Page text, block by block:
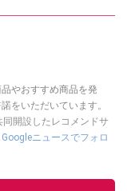
やおすすめ商品を発
をいただいています。
開設したレコメンドサ
Googleニュースでフォロ
トの他の記事を読む